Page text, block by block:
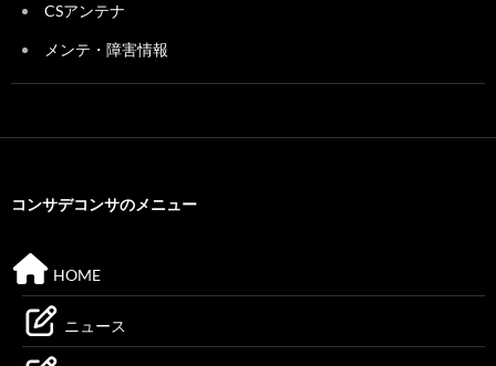
CSアンテナ
メンテ・障害情報
コンサデコンサのメニュー
HOME
ニュース